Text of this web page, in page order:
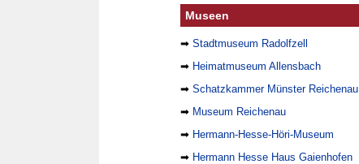
Museen
➡ Stadtmuseum Radolfzell
➡ Heimatmuseum Allensbach
➡ Schatzkammer Münster Reichenau
➡ Museum Reichenau
➡ Hermann-Hesse-Höri-Museum
➡ Hermann Hesse Haus Gaienhofen